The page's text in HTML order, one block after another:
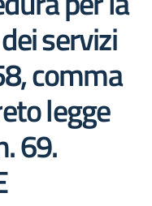
servizi
comma
legge
69.